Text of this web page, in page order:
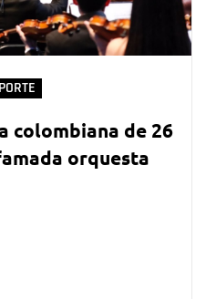
colombiana de 26
orquesta